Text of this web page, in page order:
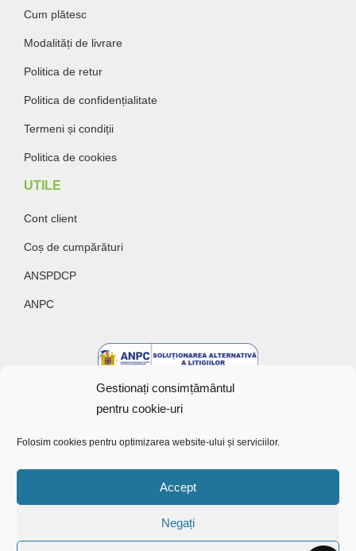
Gestionați consimțământul
pentru cookie-uri
Folosim cookies pentru optimizarea website-ului și serviciilor.
Accept
Negați
Cum plătesc
Modalități de livrare
Politica de retur
Politica de confidențialitate
Termeni și condiții
Politica de cookies
UTILE
Cont client
Coș de cumpărături
ANSPDCP
ANPC
Copyright @ 2022 Bunătăți cu gust